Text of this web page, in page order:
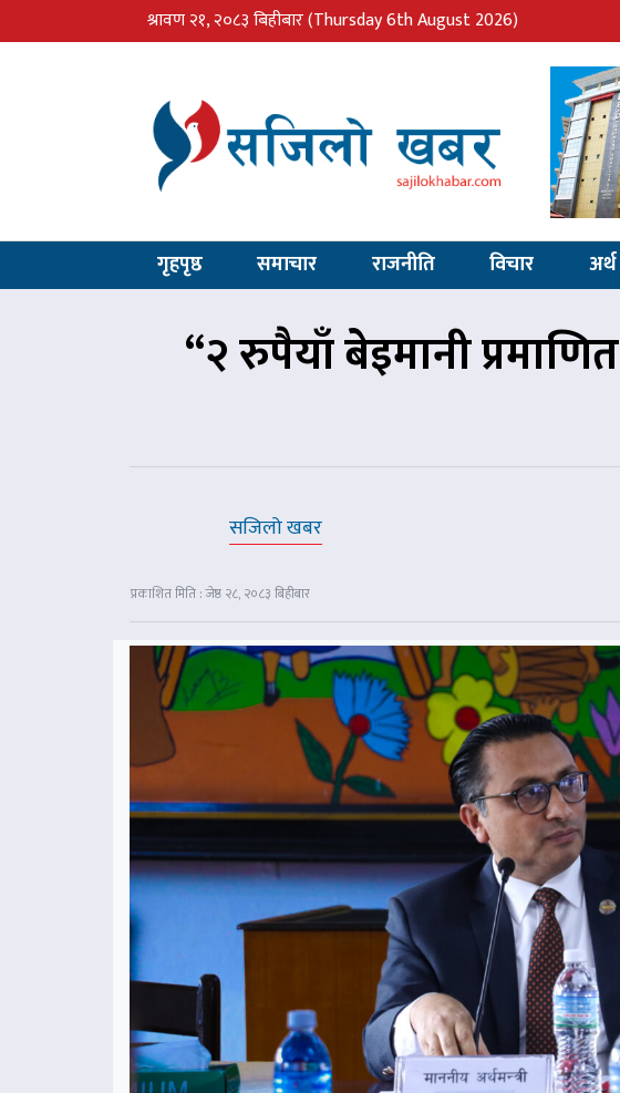
श्रावण २१, २०८३ बिहीबार(Thursday 6th August 2026)
गृहपृष्ठ समाचार राजनीति विचार अर्थ
“२ रुपैयाँ बेइमानी
सजिलो खबर
प्रकाशित मिति : जेष्ठ २८, २०८३ बिहीबार